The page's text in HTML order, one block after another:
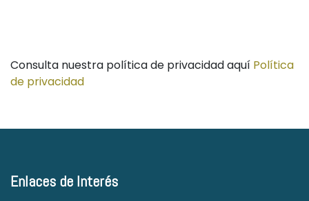
Consulta nuestra política de privacidad aquí Política
de privacidad
Enlaces de Interés